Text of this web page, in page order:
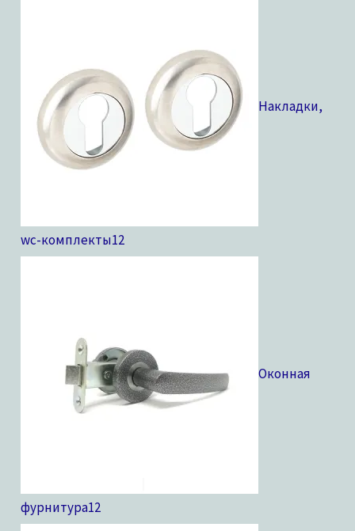
Накладки,
wc-комплекты12
Оконная
фурнитура12